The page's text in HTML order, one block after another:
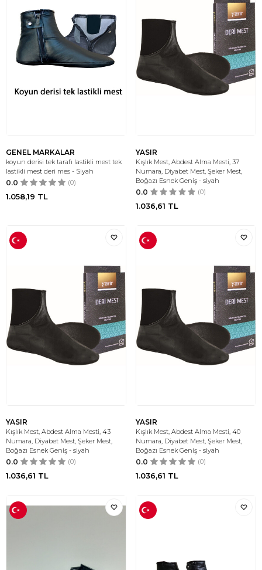
GENEL MARKALAR
koyun derisi tek tarafı lastikli mest tek
lastikli mest deri mes - Siyah
0.0 (0)
1.058,19 TL
YASIR
Kışlık Mest, Abdest Alma Mesti, 37
Numara, Diyabet Mest, Şeker Mest,
Boğazı Esnek Geniş - siyah
0.0 (0)
1.036,61 TL
YASIR
Kışlık Mest, Abdest Alma Mesti, 43
Numara, Diyabet Mest, Şeker Mest,
Boğazı Esnek Geniş - siyah
0.0 (0)
1.036,61 TL
YASIR
Kışlık Mest, Abdest Alma Mesti, 40
Numara, Diyabet Mest, Şeker Mest,
Boğazı Esnek Geniş - siyah
0.0 (0)
1.036,61 TL